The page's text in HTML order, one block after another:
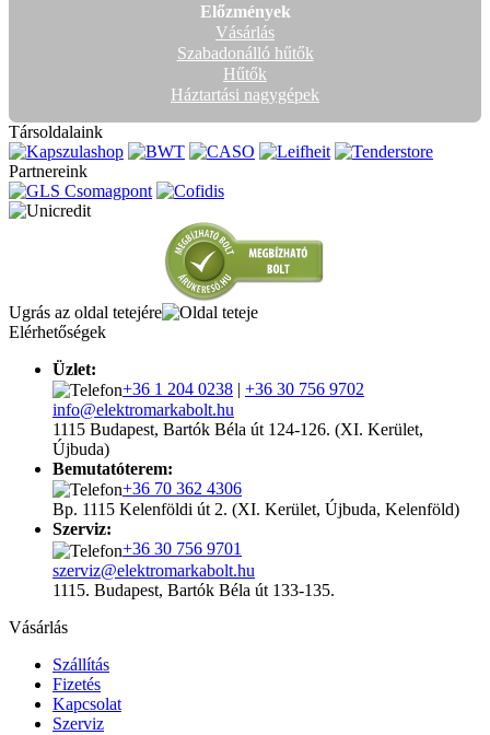
Előzmények
Vásárlás
Szabadonálló hűtők
Hűtők
Háztartási nagygépek
Társoldalaink
Partnereink
Ugrás az oldal tetejére
Elérhetőségek
Üzlet:
+36 1 204 0238 | +36 30 756 9702
info@elektromarkabolt.hu
1115 Budapest, Bartók Béla út 124-126. (XI. Kerület,
Újbuda)
Bemutatóterem:
+36 70 362 4306
Bp. 1115 Kelenföldi út 2. (XI. Kerület, Újbuda, Kelenföld)
Szerviz:
+36 30 756 9701
szerviz@elektromarkabolt.hu
1115. Budapest, Bartók Béla út 133-135.
Vásárlás
Szállítás
Fizetés
Kapcsolat
Szerviz